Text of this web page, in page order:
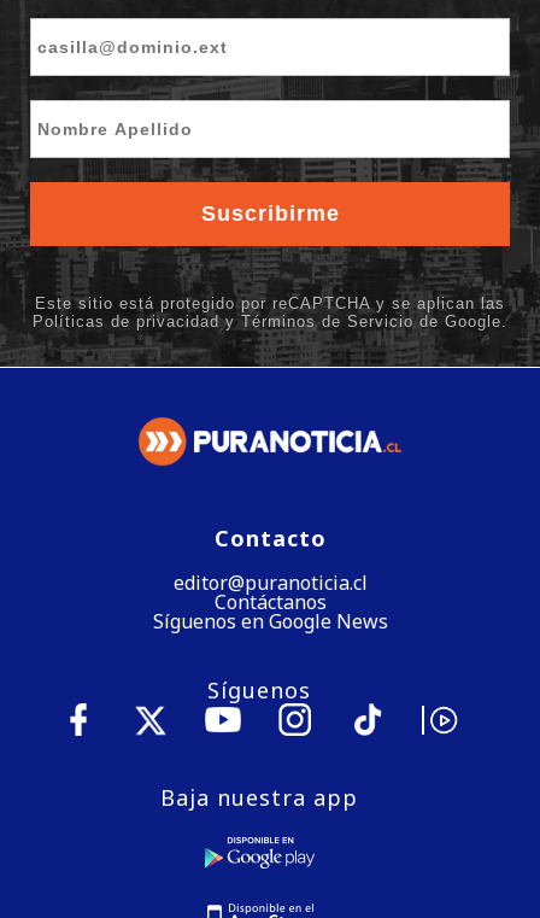
Contacto
editor@puranoticia.cl
Contáctanos
Síguenos en Google News
Síguenos
Baja nuestra app